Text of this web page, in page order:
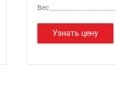
Вес
Узнать цену